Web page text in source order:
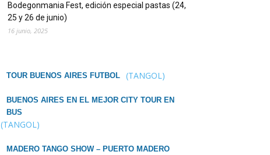
Bodegonmania Fest, edición especial pastas (24,
25 y 26 de junio)
16 junio, 2025
TOUR BUENOS AIRES FUTBOL (TANGOL)
BUENOS AIRES EN EL MEJOR CITY TOUR EN
BUS
(TANGOL)
MADERO TANGO SHOW – PUERTO MADERO